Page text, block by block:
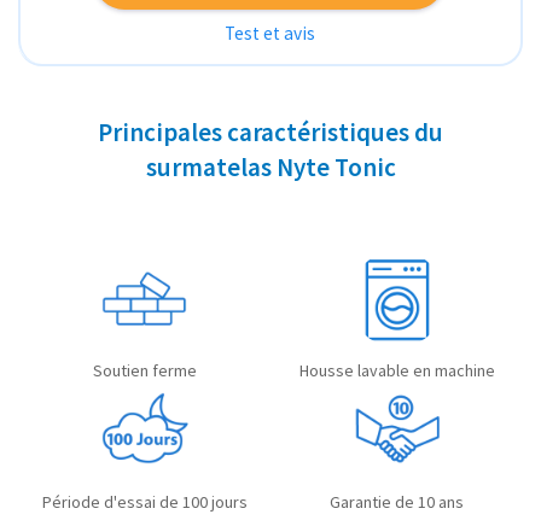
Test et avis
Principales caractéristiques du
surmatelas Nyte Tonic
Soutien ferme Housse lavable en machine
Période d'essai de 100 jours Garantie de 10 ans